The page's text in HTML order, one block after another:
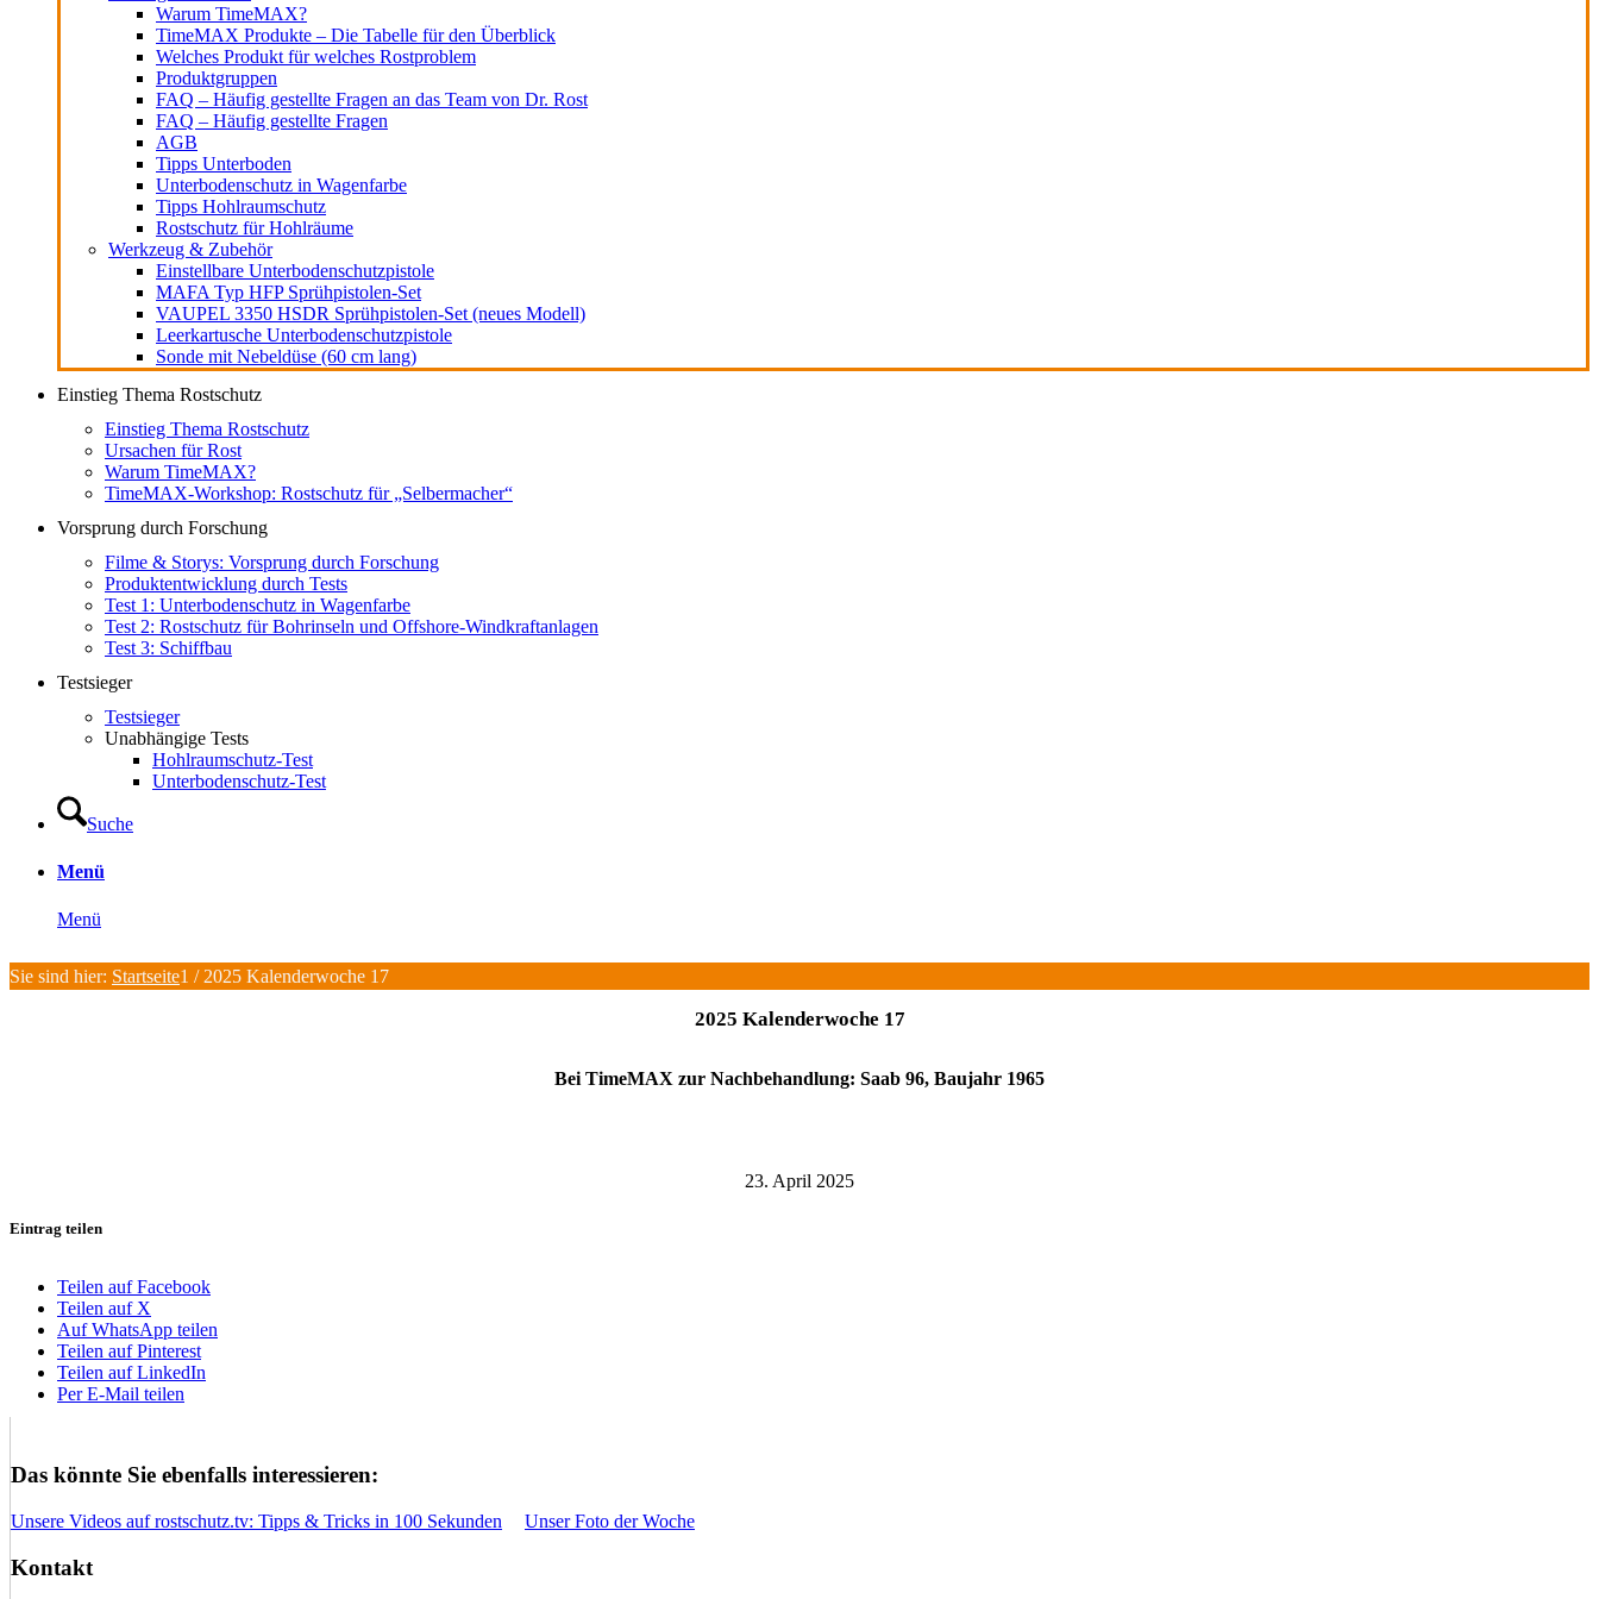
Warum TimeMAX?
TimeMAX Produkte – Die Tabelle für den Überblick
Welches Produkt für welches Rostproblem
Produktgruppen
FAQ – Häufig gestellte Fragen an das Team von Dr. Rost
FAQ – Häufig gestellte Fragen
AGB
Tipps Unterboden
Unterbodenschutz in Wagenfarbe
Tipps Hohlraumschutz
Rostschutz für Hohlräume
Werkzeug & Zubehör
Einstellbare Unterbodenschutzpistole
MAFA Typ HFP Sprühpistolen-Set
VAUPEL 3350 HSDR Sprühpistolen-Set (neues Modell)
Leerkartusche Unterbodenschutzpistole
Sonde mit Nebeldüse (60 cm lang)
Einstieg Thema Rostschutz
Einstieg Thema Rostschutz
Ursachen für Rost
Warum TimeMAX?
TimeMAX-Workshop: Rostschutz für „Selbermacher“
Vorsprung durch Forschung
Filme & Storys: Vorsprung durch Forschung
Produktentwicklung durch Tests
Test 1: Unterbodenschutz in Wagenfarbe
Test 2: Rostschutz für Bohrinseln und Offshore-Windkraftanlagen
Test 3: Schiffbau
Testsieger
Testsieger
Unabhängige Tests
Hohlraumschutz-Test
Unterbodenschutz-Test
Suche
Menü
Menü
Sie sind hier: Startseite1 / 2025 Kalenderwoche 17
2025 Kalenderwoche 17
Bei TimeMAX zur Nachbehandlung: Saab 96, Baujahr 1965
23. April 2025
Eintrag teilen
Teilen auf Facebook
Teilen auf X
Auf WhatsApp teilen
Teilen auf Pinterest
Teilen auf LinkedIn
Per E-Mail teilen
Das könnte Sie ebenfalls interessieren:
Unsere Videos auf rostschutz.tv: Tipps & Tricks in 100 Sekunden Unser Foto der Woche
Kontakt